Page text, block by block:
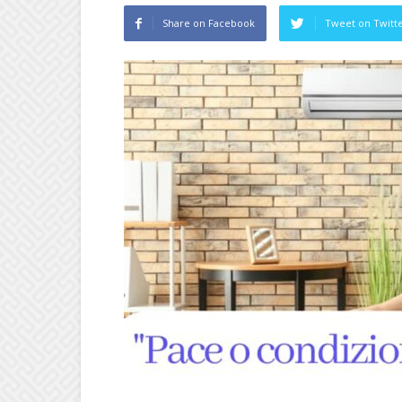
Share on Facebook Tweet on